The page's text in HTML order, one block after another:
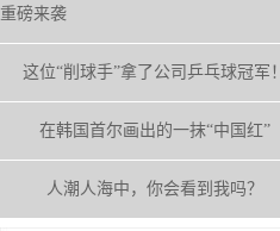
重磅来袭
这位“削球手”拿了公司乒乓球冠军！
在韩国首尔画出的一抹“中国红”
人潮人海中，你会看到我吗？